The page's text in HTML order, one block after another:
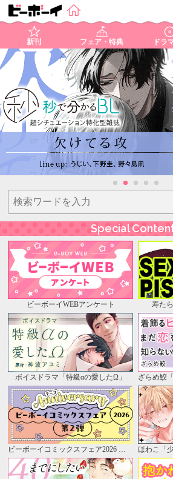
新刊 フェア・特典 ドラ
Special
ビーボーイWEBアンケート 寿た
ボイスドラマ「特級αの愛したΩ」
ビーボーイコミックスフェア2026 第2弾